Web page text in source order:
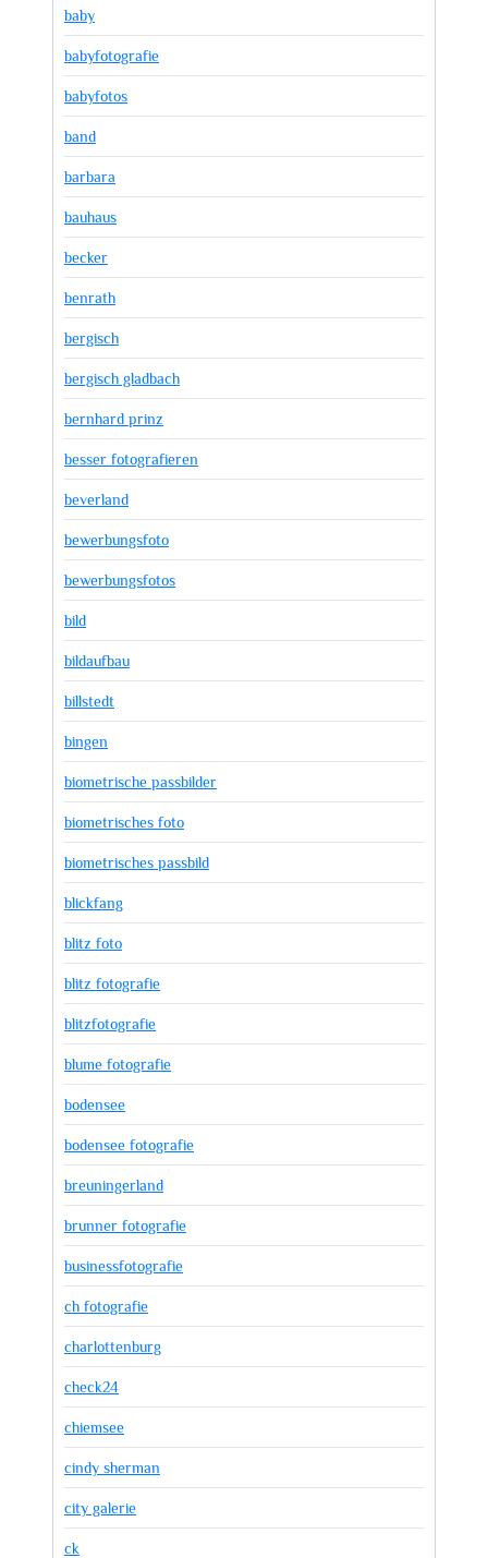
baby
babyfotografie
babyfotos
band
barbara
bauhaus
becker
benrath
bergisch
bergisch gladbach
bernhard prinz
besser fotografieren
beverland
bewerbungsfoto
bewerbungsfotos
bild
bildaufbau
billstedt
bingen
biometrische passbilder
biometrisches foto
biometrisches passbild
blickfang
blitz foto
blitz fotografie
blitzfotografie
blume fotografie
bodensee
bodensee fotografie
breuningerland
brunner fotografie
businessfotografie
ch fotografie
charlottenburg
check24
chiemsee
cindy sherman
city galerie
ck